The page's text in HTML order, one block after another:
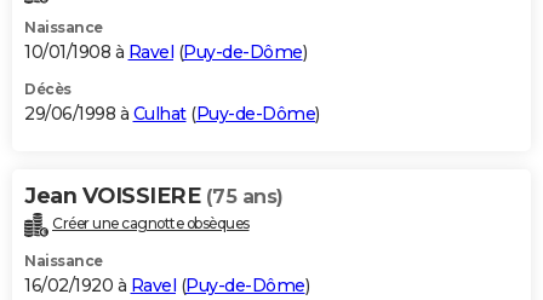
Naissance
10/01/1908 à Ravel (Puy-de-Dôme)
Décès
29/06/1998 à Culhat(Puy-de-Dôme)
Jean VOISSIERE (75 ans)
Créer une cagnotte obsèques
Naissance
16/02/1920 à Ravel (Puy-de-Dôme)